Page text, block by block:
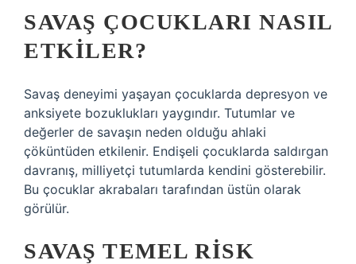
SAVAŞ ÇOCUKLARI NASIL
ETKILER?
Savaş deneyimi yaşayan çocuklarda depresyon ve
anksiyete bozuklukları yaygındır. Tutumlar ve
değerler de savaşın neden olduğu ahlaki
çöküntüden etkilenir. Endişeli çocuklarda saldırgan
davranış, milliyetçi tutumlarda kendini gösterebilir.
Bu çocuklar akrabaları tarafından üstün olarak
görülür.
SAVAŞ TEMEL RISK